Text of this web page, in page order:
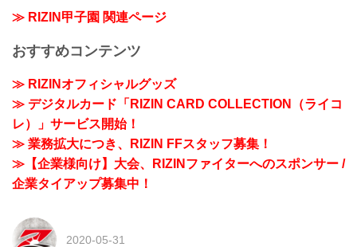
≫ RIZIN甲子園 関連ページ
おすすめコンテンツ
≫ RIZINオフィシャルグッズ
≫ デジタルカード「RIZIN CARD COLLECTION（ライコ
レ）」サービス開始！
≫ 業務拡大につき、RIZIN FFスタッフ募集！
≫【企業様向け】大会、RIZINファイターへのスポンサー /
企業タイアップ募集中！
2020-05-31